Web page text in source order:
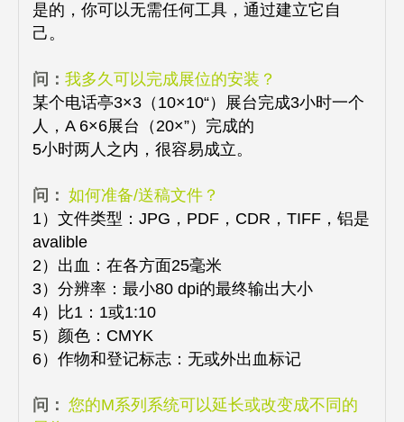
是的，你可以无需任何工具，通过建立它自
己。
问： 我多久可以完成展位的安装？
某个电话亭3×3（10×10“）展台完成3小时一个
人，A 6×6展台（20×”）完成的
5小时两人之内，很容易成立。
问： 如何准备/送稿文件？
1）文件类型：JPG，PDF，CDR，TIFF，铝是
avalible
2）出血：在各方面25毫米
3）分辨率：最小80 dpi的最终输出大小
4）比1：1或1:10
5）颜色：CMYK
6）作物和登记标志：无或外出血标记
问： 您的M系列系统可以延长或改变成不同的